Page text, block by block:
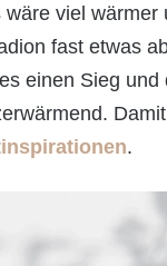
viel wärmer
fast etwas
einen Sieg und
.